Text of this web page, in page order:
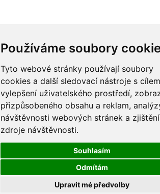
Používáme soubory
Tyto webové stránky používají soubory
cookies a další sledovací nástroje s cílem
vylepšení uživatelského prostředí,
přizpůsobeného obsahu a reklam,
návštěvnosti webových stránek a zjištění
zdroje návštěvnosti.
Souhlasím
Odmítám
Upravit mé předvolby